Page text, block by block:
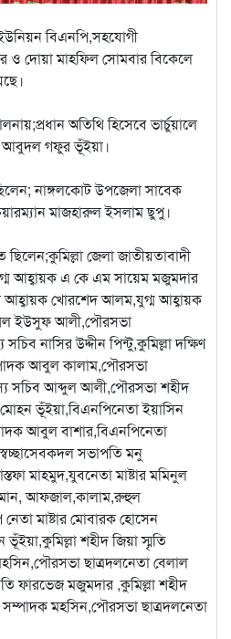
বিএনপি,সহযোগী
ও দোয়া মাহফিল সোমবার বিকেলে
অতিথি হিসেবে ভার্চুয়ালে
আবুদল গফুর ভূঁইয়া।
নাঙ্গলকোট উপজেলা সাবেক
মাজহারুল ইসলাম ছুপু।
জেলা জাতীয়তাবাদী
আহ্বায়ক এ কে এম সায়েম মজুমদার
আহ্বায়ক খোরশেদ আলম,যুগ্ম আহ্বায়ক
ইউসুফ আলী,পৌরসভা
নাসির উদ্দীন পিন্টু,কুমিল্লা দক্ষিণ
আবুল কালাম,পৌরসভা
সচিব আব্দুল আলী,পৌরসভা শহীদ
ভূঁইয়া,বিএনপিনেতা ইয়াসিন
আবুল বাশার,বিএনপিনেতা
সভাপতি মনু
মাহমুদ,যুবনেতা মাষ্টার মমিনুল
আফজাল,কালাম,রুহুল
মাষ্টার মোবারক হোসেন
শহীদ জিয়া স্মৃতি
ছাত্রদলনেতা বেলাল
ফারভেজ মজুমদার ,কুমিল্লা শহীদ
সম্পাদক মহসিন,পৌরসভা ছাত্রদলনেতা